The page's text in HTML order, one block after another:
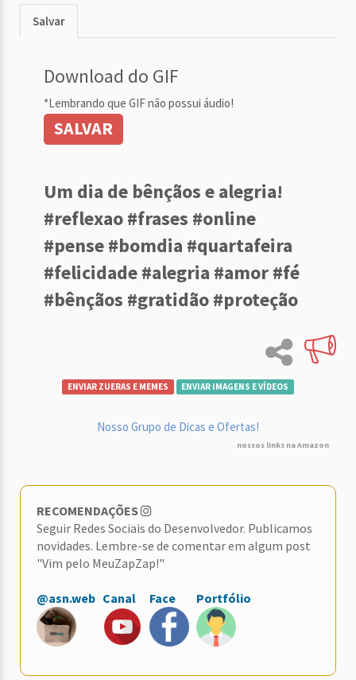
Salvar
Download do GIF
*Lembrando que GIF não possui áudio!
SALVAR
Um dia de bênçãos e alegria!
#reflexao #frases #online
#pense #bomdia #quartafeira
#felicidade #alegria #amor #fé
#bênçãos #gratidão #proteção
ENVIAR ZUERAS E MEMES ENVIAR IMAGENS E VÍDEOS
Nosso Grupo de Dicas e Ofertas!
nossos links na Amazon
RECOMENDAÇÕES
Seguir Redes Sociais do Desenvolvedor. Publicamos
novidades. Lembre-se de comentar em algum post
"Vim pelo MeuZapZap!"
@asn.web Canal Face Portfólio